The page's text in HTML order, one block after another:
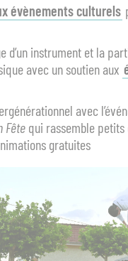
évènements culturels
d’un instrument et la
avec un soutien aux
avec
Fête qui rassemble
gratuites